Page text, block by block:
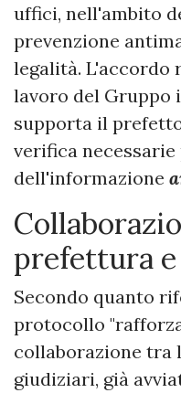
uffici, nell'ambito
prevenzione
legalità. L'accordo
lavoro del Gruppo
supporta il
verifica
dell'informazione
prefettura
Secondo quanto
protocollo
collaborazione tra
giudiziari, già